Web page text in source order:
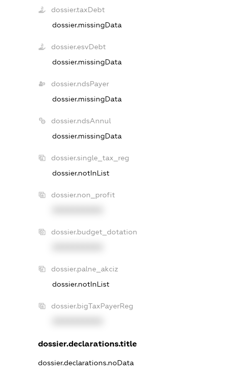
dossier.taxDebt
dossier.missingData
dossier.esvDebt
dossier.missingData
dossier.ndsPayer
dossier.missingData
dossier.ndsAnnul
dossier.missingData
dossier.single_tax_reg
dossier.notInList
dossier.non_profit
dossier.budget_dotation
dossier.palne_akciz
dossier.notInList
dossier.bigTaxPayerReg
dossier.declarations.title
dossier.declarations.noData